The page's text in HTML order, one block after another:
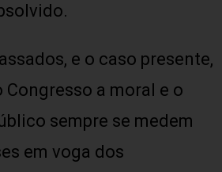
e o caso presente,
Congresso a moral e o
sempre se medem
em voga dos